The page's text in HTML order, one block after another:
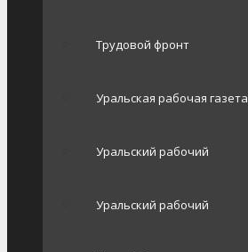
Трудовой фронт
Уральская рабочая газета
Уральский рабочий
Уральский рабочий